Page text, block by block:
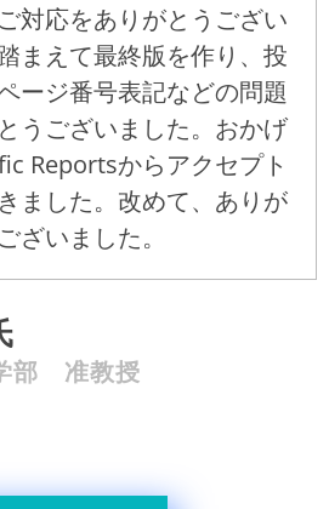
対応をありがとうござい
まえて最終版を作り、投
ージ番号表記などの問題
うございました。おかげ
Reportsからアクセプト
ました。改めて、ありが
ざいました。
部 准教授